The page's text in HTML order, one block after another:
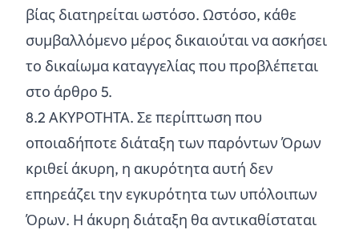
βίας διατηρείται ωστόσο. Ωστόσο, κάθε
συμβαλλόμενο μέρος δικαιούται να ασκήσει
το δικαίωμα καταγγελίας που προβλέπεται
στο άρθρο 5.
8.2 ΑΚΥΡΟΤΗΤΑ. Σε περίπτωση που
οποιαδήποτε διάταξη των παρόντων Όρων
κριθεί άκυρη, η ακυρότητα αυτή δεν
επηρεάζει την εγκυρότητα των υπόλοιπων
Όρων. Η άκυρη διάταξη θα αντικαθίσταται